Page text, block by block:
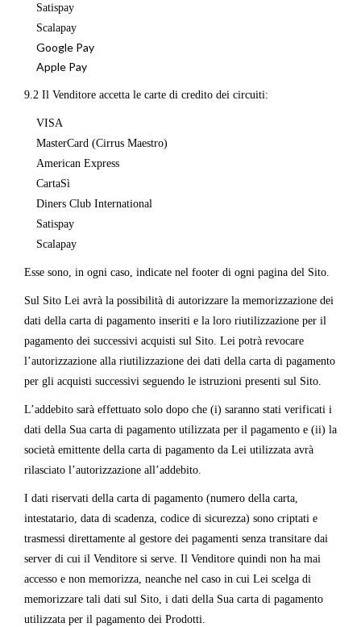
Satispay
Scalapay
Google Pay
Apple Pay
9.2 Il Venditore accetta le carte di credito dei circuiti:
VISA
MasterCard (Cirrus Maestro)
American Express
CartaSì
Diners Club International
Satispay
Scalapay
Esse sono, in ogni caso, indicate nel footer di ogni pagina del Sito.
Sul Sito Lei avrà la possibilità di autorizzare la memorizzazione dei
dati della carta di pagamento inseriti e la loro riutilizzazione per il
pagamento dei successivi acquisti sul Sito. Lei potrà revocare
l’autorizzazione alla riutilizzazione dei dati della carta di pagamento
per gli acquisti successivi seguendo le istruzioni presenti sul Sito.
L’addebito sarà effettuato solo dopo che (i) saranno stati verificati i
dati della Sua carta di pagamento utilizzata per il pagamento e (ii) la
società emittente della carta di pagamento da Lei utilizzata avrà
rilasciato l’autorizzazione all’addebito.
I dati riservati della carta di pagamento (numero della carta,
intestatario, data di scadenza, codice di sicurezza) sono criptati e
trasmessi direttamente al gestore dei pagamenti senza transitare dai
server di cui il Venditore si serve. Il Venditore quindi non ha mai
accesso e non memorizza, neanche nel caso in cui Lei scelga di
memorizzare tali dati sul Sito, i dati della Sua carta di pagamento
utilizzata per il pagamento dei Prodotti.